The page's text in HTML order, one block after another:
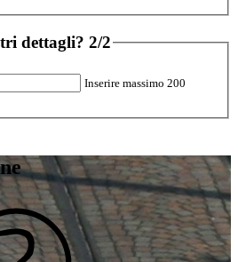
dettagli? 2/2
Inserire massimo 200